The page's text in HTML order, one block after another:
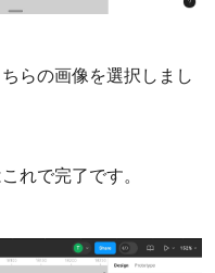
らの画像を選択しまし
れで完了です。